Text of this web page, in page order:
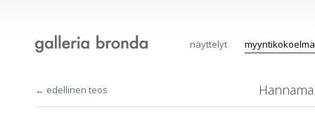
näyttelyt myyntikokoelma
← edellinen teos